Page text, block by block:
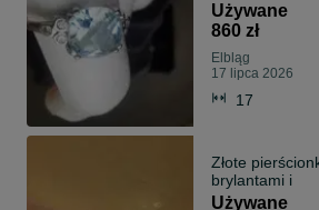
Używane
860 zł
Elbląg
17 lipca 2026
17
Złote
brylantami i
Używane